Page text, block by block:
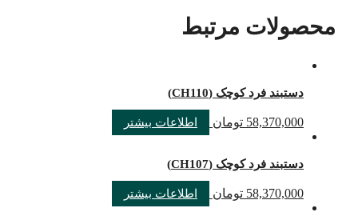
محصولات مرتبط
دستبند فرد کوچک (CH110)
58,370,000 تومان اطلاعات بیشتر
دستبند فرد کوچک (CH107)
58,370,000 تومان اطلاعات بیشتر